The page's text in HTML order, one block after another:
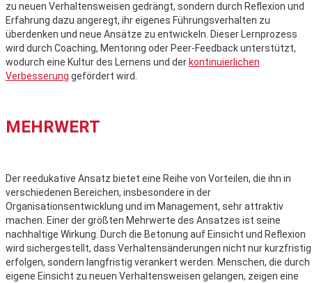
zu neuen Verhaltensweisen gedrängt, sondern durch Reflexion und
Erfahrung dazu angeregt, ihr eigenes Führungsverhalten zu
überdenken und neue Ansätze zu entwickeln. Dieser Lernprozess
wird durch Coaching, Mentoring oder Peer-Feedback unterstützt,
wodurch eine Kultur des Lernens und der kontinuierlichen
Verbesserung gefördert wird.
MEHRWERT
Der reedukative Ansatz bietet eine Reihe von Vorteilen, die ihn in
verschiedenen Bereichen, insbesondere in der
Organisationsentwicklung und im Management, sehr attraktiv
machen. Einer der größten Mehrwerte des Ansatzes ist seine
nachhaltige Wirkung. Durch die Betonung auf Einsicht und Reflexion
wird sichergestellt, dass Verhaltensänderungen nicht nur kurzfristig
erfolgen, sondern langfristig verankert werden. Menschen, die durch
eigene Einsicht zu neuen Verhaltensweisen gelangen, zeigen eine